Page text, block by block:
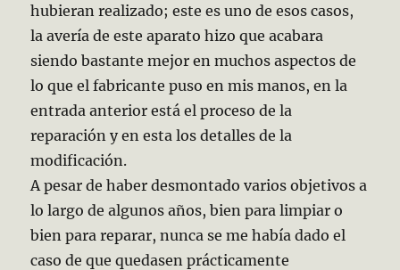
hubieran realizado; este es uno de esos casos,
la avería de este aparato hizo que acabara
siendo bastante mejor en muchos aspectos de
lo que el fabricante puso en mis manos, en la
entrada anterior está el proceso de la
reparación y en esta los detalles de la
modificación.
A pesar de haber desmontado varios objetivos a
lo largo de algunos años, bien para limpiar o
bien para reparar, nunca se me había dado el
caso de que quedasen prácticamente